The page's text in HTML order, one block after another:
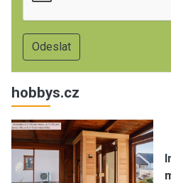
hobbys.cz